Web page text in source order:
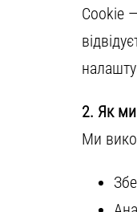
Cookie
2. Як
Ми